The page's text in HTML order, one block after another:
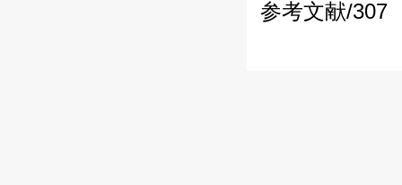
参考文献/307